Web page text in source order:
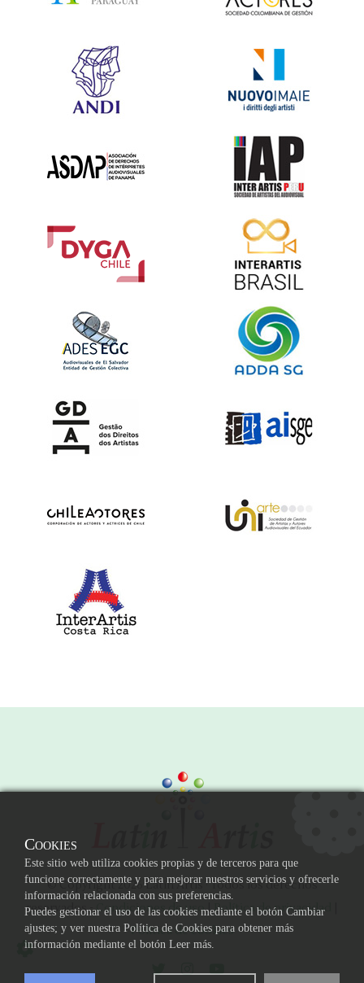
© Copyright 2026 Latin Artis · Todos los derechos
reservados -Condiciones de uso|Política de privacidad
Política de cookies
Cookie Box Settings
Cookies
Este sitio web utiliza cookies propias y de terceros para que
funcione correctamente y para mejorar nuestros servicios y ofrecerle
información relacionada con sus preferencias.
Puedes gestionar el uso de las cookies mediante el botón Cambiar
ajustes; y ver nuestra Política de Cookies para obtener más
información mediante el botón Leer más.